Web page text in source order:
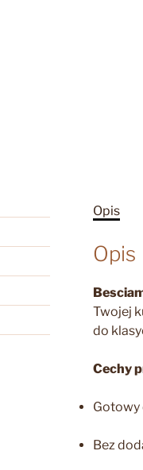
Opis
Opis
Twojej
do
Cechy
Gotowy
Bez